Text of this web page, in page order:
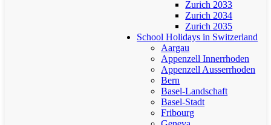
Zurich 2033
Zurich 2034
Zurich 2035
School Holidays in Switzerland
Aargau
Appenzell Innerrhoden
Appenzell Ausserrhoden
Bern
Basel-Landschaft
Basel-Stadt
Fribourg